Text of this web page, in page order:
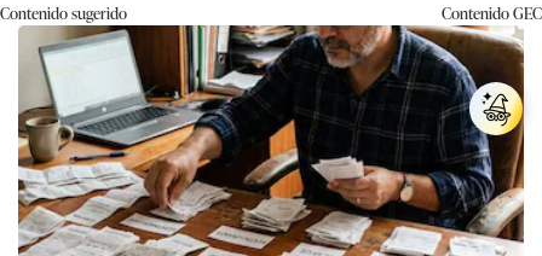
Contenido sugerido ContenidoGEC